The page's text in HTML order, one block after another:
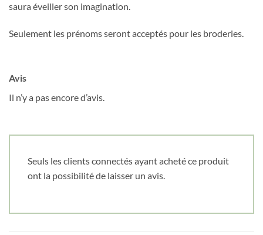
saura éveiller son imagination.
Seulement les prénoms seront acceptés pour les broderies.
Avis
Il n’y a pas encore d’avis.
Seuls les clients connectés ayant acheté ce produit
ont la possibilité de laisser un avis.
Obtenez 10% de rabais